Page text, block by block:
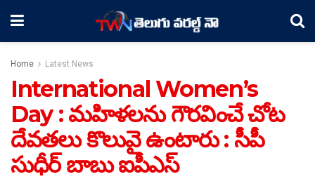
Home Latest News
International Women’s
Day : మహిళలను గౌరవించే చోట
దేవతలు కొలువై ఉంటారు : సీపీ
సుధీర్ బాబు ఐపీఎస్